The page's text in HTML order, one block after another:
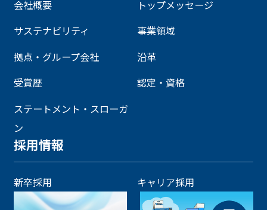
会社概要
トップメッセージ
サステナビリティ
事業領域
拠点・グループ会社
沿革
受賞歴
認定・資格
ステートメント・スローガ
ン
採用情報
新卒採用 キャリア採用